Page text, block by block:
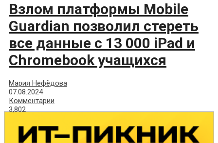
Взлом платформы Mobile
Guardian позволил стереть
все данные с 13 000 iPad и
Chromebook учащихся
Мария Нефёдова
07.08.2024
Комментарии
3,802